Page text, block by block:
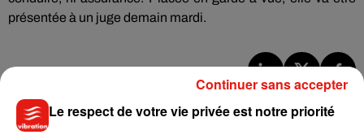
présentée à un juge demain mardi.
Musique
Le respect de votre vie privée est notre priorité
Continuer sans accepter